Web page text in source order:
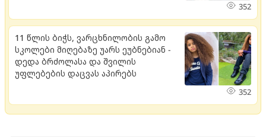
352
11 წლის ბიჭს, ვარცხნილობის გამო
სკოლები მიღებაზე უარს ეუბნებიან -
დედა ბრძოლასა და შვილის
უფლებების დაცვას აპირებს
352